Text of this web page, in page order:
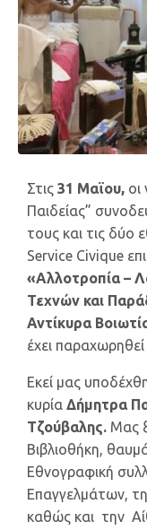
Στις 31 Μαϊου, οι
Παιδείας”
τους και τις δύο
Service Civique
«Αλλοτροπία –
Τεχνών και
Αντίκυρα
έχει
Εκεί μας
κυρία Δήμητρα
Τζούβαλης. Μας
Βιβλιοθήκη,
Εθνογραφική
Επαγγελμάτων,
καθώς και την